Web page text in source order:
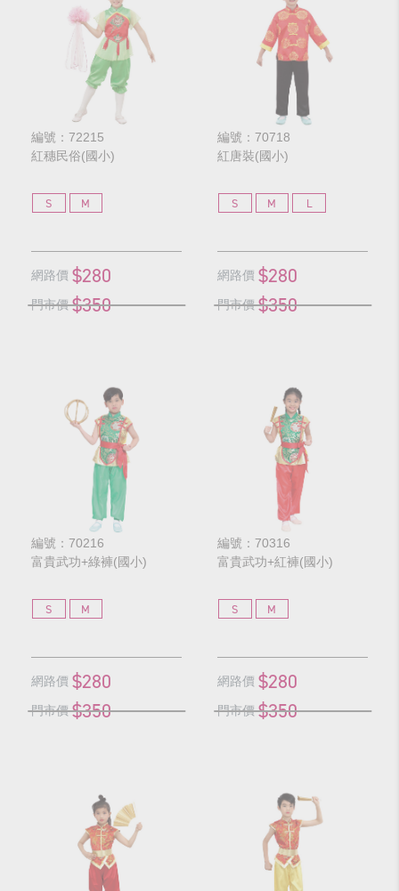
編號：72215
紅穗民俗(國小)
S M
網路價 $280
門市價 $350
編號：70718
紅唐裝(國小)
S M L
網路價 $280
門市價 $350
編號：70216
富貴武功+綠褲(國小)
S M
網路價 $280
門市價 $350
編號：70316
富貴武功+紅褲(國小)
S M
網路價 $280
門市價 $350